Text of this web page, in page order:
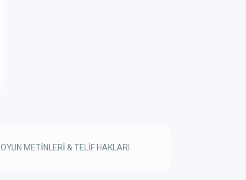
OYUN METİNLERİ & TELİF HAKLARI